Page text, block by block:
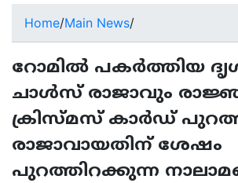
Home/Main News/
റോമിൽ പകർത്തിയ
ചാൾസ് രാജാവും
ക്രിസ്മസ് കാർഡ്
രാജാവായതിന് ശേഷം
പുറത്തിറക്കുന്ന